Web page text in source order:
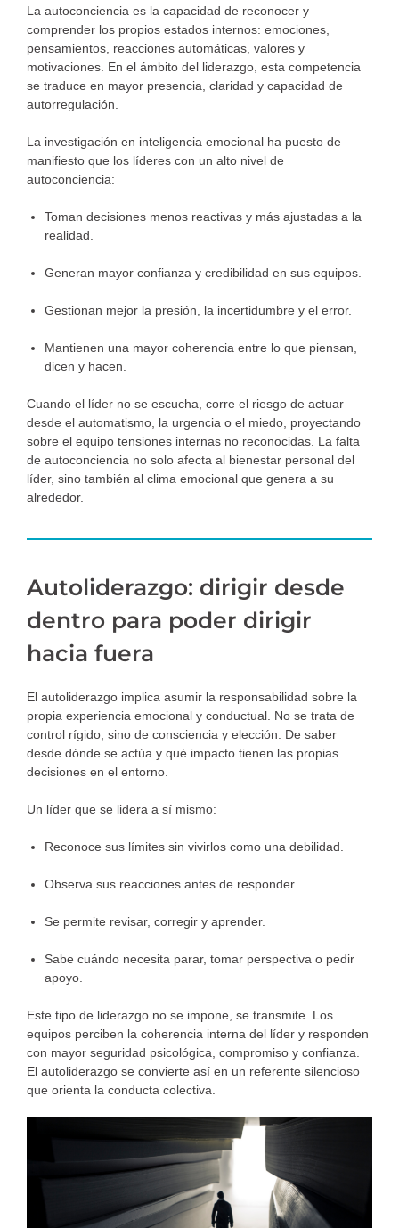
La autoconciencia es la capacidad de reconocer y
comprender los propios estados internos: emociones,
pensamientos, reacciones automáticas, valores y
motivaciones. En el ámbito del liderazgo, esta competencia
se traduce en mayor presencia, claridad y capacidad de
autorregulación.
La investigación en inteligencia emocional ha puesto de
manifiesto que los líderes con un alto nivel de
autoconciencia:
Toman decisiones menos reactivas y más ajustadas a la
realidad.
Generan mayor confianza y credibilidad en sus equipos.
Gestionan mejor la presión, la incertidumbre y el error.
Mantienen una mayor coherencia entre lo que piensan,
dicen y hacen.
Cuando el líder no se escucha, corre el riesgo de actuar
desde el automatismo, la urgencia o el miedo, proyectando
sobre el equipo tensiones internas no reconocidas. La falta
de autoconciencia no solo afecta al bienestar personal del
líder, sino también al clima emocional que genera a su
alrededor.
Autoliderazgo: dirigir desde
dentro para poder dirigir
hacia fuera
El autoliderazgo implica asumir la responsabilidad sobre la
propia experiencia emocional y conductual. No se trata de
control rígido, sino de consciencia y elección. De saber
desde dónde se actúa y qué impacto tienen las propias
decisiones en el entorno.
Un líder que se lidera a sí mismo:
Reconoce sus límites sin vivirlos como una debilidad.
Observa sus reacciones antes de responder.
Se permite revisar, corregir y aprender.
Sabe cuándo necesita parar, tomar perspectiva o pedir
apoyo.
Este tipo de liderazgo no se impone, se transmite. Los
equipos perciben la coherencia interna del líder y responden
con mayor seguridad psicológica, compromiso y confianza.
El autoliderazgo se convierte así en un referente silencioso
que orienta la conducta colectiva.